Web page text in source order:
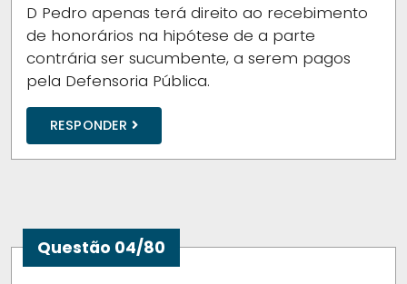
D Pedro apenas terá direito ao recebimento
de honorários na hipótese de a parte
contrária ser sucumbente, a serem pagos
pela Defensoria Pública.
RESPONDER
Questão 04/80